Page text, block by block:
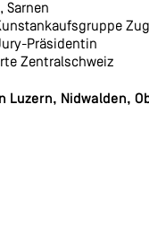
Sarnen
Zug
Präsidentin
Zentralschweiz
Nidwalden,